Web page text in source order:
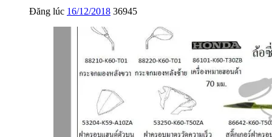
Đăng lúc 16/12/2018 36945